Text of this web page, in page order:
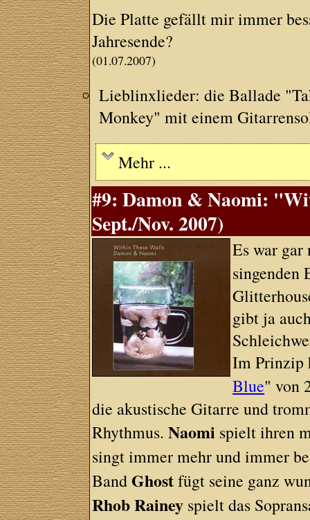
Die Platte gefällt mir immer
Jahresende?
(01.07.2007)
Lieblinxlieder: die Ballade
Monkey" mit einem
Mehr ...
#9: Damon & Naomi:
Sept./Nov. 2007)
Es war gar
singenden
gibt ja
Im Prinzip
Blue" von
die akustische Gitarre und
Rhythmus.Naomi spielt ihren
singt immer mehr und immer
Band Ghostfügt seine ganz
Rhob Rainey spielt das